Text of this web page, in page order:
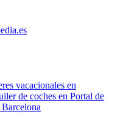
vacacionales en
de coches en Portal de